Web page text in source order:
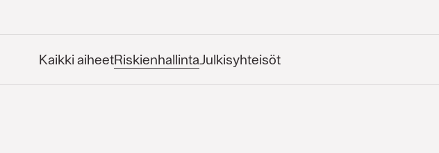
Kaikki aiheetRiskienhallintaJulkisyhteisöt